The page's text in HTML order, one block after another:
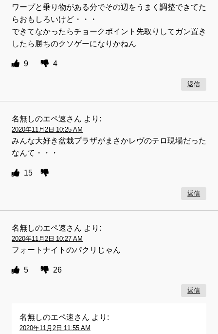
ワープと乗り物がある分でその辺をうまく調整できてた
らおもしろいけど・・・
できてなかったらチョークポイント先取りしてガン置き
したら勝ちのクソゲーになりかねん
9 4
返信
名無しのエペ速さん より:
2020年11月2日 10:25 AM
みんな大好き盆栽プラザがまさかレヴのテロ現場だった
なんて・・・
15
返信
名無しのエペ速さん より:
2020年11月2日 10:27 AM
フォートナイトのパクリじゃん
5 26
返信
名無しのエペ速さん より:
2020年11月2日 11:55 AM